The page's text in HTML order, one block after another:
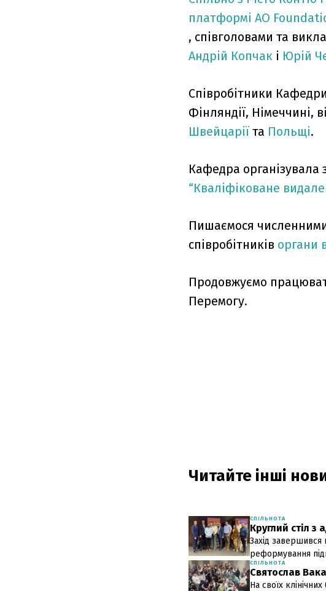
платформі AO
, співголовами та
Андрій Копчак і Юрій
Співробітники
Фінляндії, Німеччині,
Швейцарії та Польщі.
Кафедра організувала
“Кваліфіковане
Пишаємося
співробітників органи
Продовжуємо
Перемогу.
Читайте інші
СПІЛЬНОТА
Круглий стіл з
Захід
реформування
СПІЛЬНОТА
Святослав
На своїх